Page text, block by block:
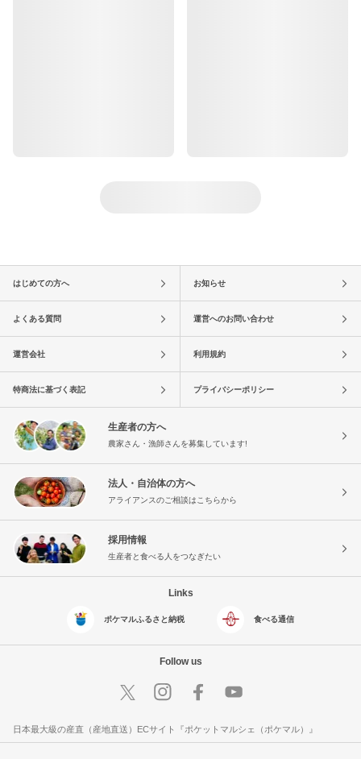
はじめての方へ お知らせ
よくある質問 運営へのお問い合わせ
運営会社 利用規約
特商法に基づく表記 プライバシーポリシー
生産者の方へ
農家さん・漁師さんを募集しています!
法人・自治体の方へ
アライアンスのご相談はこちらから
採用情報
生産者と食べる人をつなぎたい
Links
ポケマルふるさと納税 食べる通信
Follow us
日本最大級の産直（産地直送）ECサイト『ポケットマルシェ（ポケマル）』